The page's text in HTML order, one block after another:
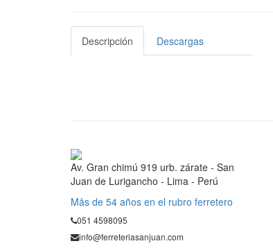
Descripción Descargas
Av. Gran chimú 919 urb. zárate - San
Juan de Lurigancho - Lima - Perú
Mås de 54 años en el rubro ferretero
051 4598095
info@ferreteriasanjuan.com